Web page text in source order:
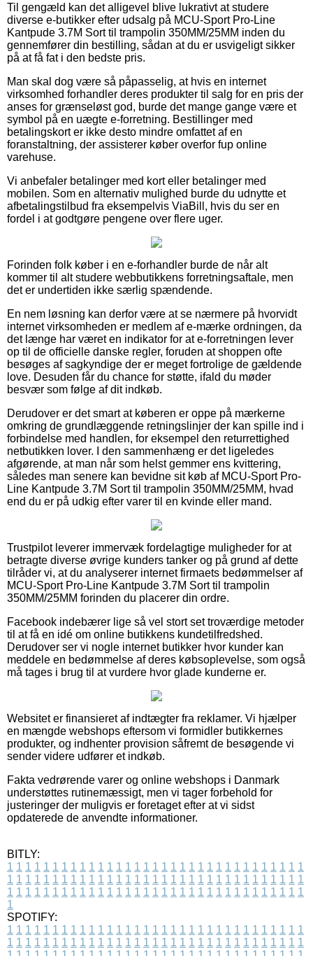
Til gengæld kan det alligevel blive lukrativt at studere
diverse e-butikker efter udsalg på MCU-Sport Pro-Line
Kantpude 3.7M Sort til trampolin 350MM/25MM inden du
gennemfører din bestilling, sådan at du er usvigeligt sikker
på at få fat i den bedste pris.
Man skal dog være så påpasselig, at hvis en internet
virksomhed forhandler deres produkter til salg for en pris der
anses for grænseløst god, burde det mange gange være et
symbol på en uægte e-forretning. Bestillinger med
betalingskort er ikke desto mindre omfattet af en
foranstaltning, der assisterer køber overfor fup online
varehuse.
Vi anbefaler betalinger med kort eller betalinger med
mobilen. Som en alternativ mulighed burde du udnytte et
afbetalingstilbud fra eksempelvis ViaBill, hvis du ser en
fordel i at godtgøre pengene over flere uger.
Forinden folk køber i en e-forhandler burde de når alt
kommer til alt studere webbutikkens forretningsaftale, men
det er undertiden ikke særlig spændende.
En nem løsning kan derfor være at se nærmere på hvorvidt
internet virksomheden er medlem af e-mærke ordningen, da
det længe har været en indikator for at e-forretningen lever
op til de officielle danske regler, foruden at shoppen ofte
besøges af sagkyndige der er meget fortrolige de gældende
love. Desuden får du chance for støtte, ifald du møder
besvær som følge af dit indkøb.
Derudover er det smart at køberen er oppe på mærkerne
omkring de grundlæggende retningslinjer der kan spille ind i
forbindelse med handlen, for eksempel den returrettighed
netbutikken lover. I den sammenhæng er det ligeledes
afgørende, at man når som helst gemmer ens kvittering,
således man senere kan bevidne sit køb af MCU-Sport Pro-
Line Kantpude 3.7M Sort til trampolin 350MM/25MM, hvad
end du er på udkig efter varer til en kvinde eller mand.
Trustpilot leverer immervæk fordelagtige muligheder for at
betragte diverse øvrige kunders tanker og på grund af dette
tilråder vi, at du analyserer internet firmaets bedømmelser af
MCU-Sport Pro-Line Kantpude 3.7M Sort til trampolin
350MM/25MM forinden du placerer din ordre.
Facebook indebærer lige så vel stort set troværdige metoder
til at få en idé om online butikkens kundetilfredshed.
Derudover ser vi nogle internet butikker hvor kunder kan
meddele en bedømmelse af deres købsoplevelse, som også
må tages i brug til at vurdere hvor glade kunderne er.
Websitet er finansieret af indtægter fra reklamer. Vi hjælper
en mængde webshops eftersom vi formidler butikkernes
produkter, og indhenter provision såfremt de besøgende vi
sender videre udfører et indkøb.
Fakta vedrørende varer og online webshops i Danmark
understøttes rutinemæssigt, men vi tager forbehold for
justeringer der muligvis er foretaget efter at vi sidst
opdaterede de anvendte informationer.
BITLY:
1 1 1 1 1 1 1 1 1 1 1 1 1 1 1 1 1 1 1 1 1 1 1 1 1 1 1 1 1 1 1 1 1
1 1 1 1 1 1 1 1 1 1 1 1 1 1 1 1 1 1 1 1 1 1 1 1 1 1 1 1 1 1 1 1 1
1 1 1 1 1 1 1 1 1 1 1 1 1 1 1 1 1 1 1 1 1 1 1 1 1 1 1 1 1 1 1 1 1
1
SPOTIFY:
1 1 1 1 1 1 1 1 1 1 1 1 1 1 1 1 1 1 1 1 1 1 1 1 1 1 1 1 1 1 1 1 1
1 1 1 1 1 1 1 1 1 1 1 1 1 1 1 1 1 1 1 1 1 1 1 1 1 1 1 1 1 1 1 1 1